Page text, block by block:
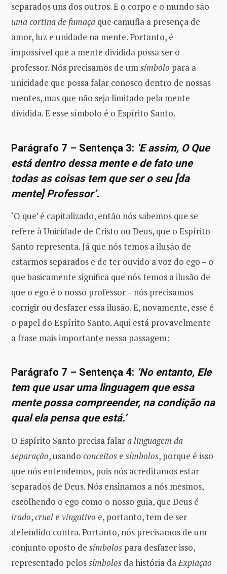
separados uns dos outros. E o corpo e o mundo são
uma cortina de fumaça que camufla a presença de
amor, luz e unidade na mente. Portanto, é
impossível que a mente dividida possa ser o
professor. Nós precisamos de umsímbolo para a
unicidade que possa falar conosco dentro de nossas
mentes, mas que não seja limitado pela mente
dividida. E esse símbolo é o Espírito Santo.
Parágrafo 7 – Sentença 3: ‘E assim, O Que
está dentro dessa mente e de fato une
todas as coisas tem que ser o seu [da
mente] Professor’.
‘O que’ é capitalizado, então nós sabemos que se
refere à Unicidade de Cristo ou Deus, que o Espírito
Santo representa. Já que nós temos a ilusão de
estarmos separados e de ter ouvido a voz do ego – o
que basicamente significa que nós temos a ilusão de
que o ego é o nosso professor – nós precisamos
corrigir ou desfazer essa ilusão. E, novamente, esse é
o papel do Espírito Santo. Aqui está provavelmente
a frase mais importante nessa passagem:
Parágrafo 7 – Sentença 4: ‘No entanto, Ele
tem que usar uma linguagem que essa
mente possa compreender, na condição na
qual ela pensa que está.’
O Espírito Santo precisa falara linguagem da
separação, usando conceitos e símbolos, porque é isso
que nós entendemos, pois nós acreditamos estar
separados de Deus. Nós ensinamos a nós mesmos,
escolhendo o ego como o nosso guia, que Deus é
irado,cruel e vingativo e, portanto, tem de ser
defendido contra. Portanto, nós precisamos de um
conjunto oposto de símbolos para desfazer isso,
representado pelossímbolos da história da Expiação